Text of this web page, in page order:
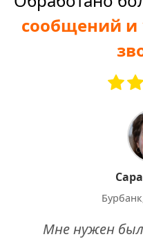
сообщений и
Мне нужен